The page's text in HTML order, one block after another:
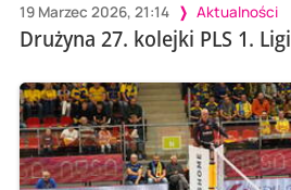
19 Marzec 2026, 21:14 Aktualności
Drużyna 27. kolejki PLS 1. Ligi